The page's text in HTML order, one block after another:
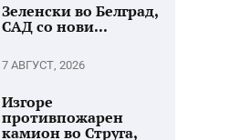
Зеленски во Белград,
САД со нови...
7 АВГУСТ, 2026
Изгоре
противпожарен
камион во Струга,